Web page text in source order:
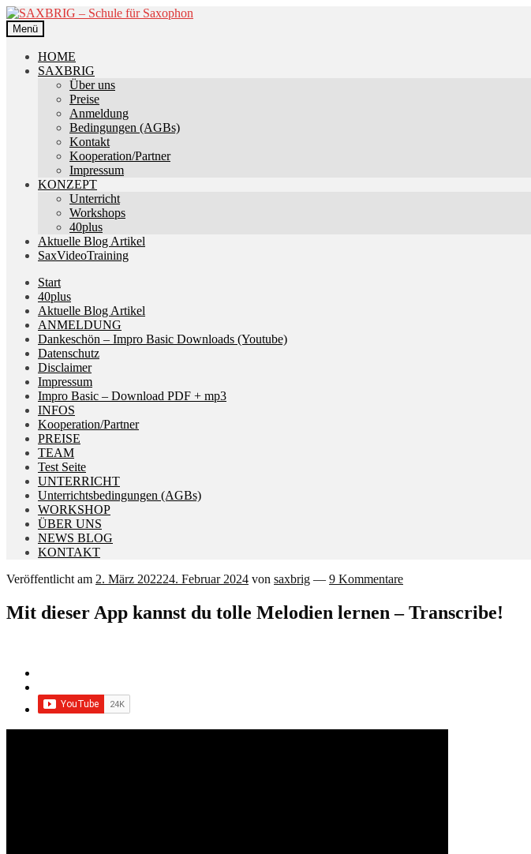
Zur
Navigation
springen
Zum
Inhalt
springen
Menü
HOME
SAXBRIG
Über uns
Preise
Anmeldung
Bedingungen (AGBs)
Kontakt
Kooperation/Partner
Impressum
KONZEPT
Unterricht
Workshops
40plus
Aktuelle Blog Artikel
SaxVideoTraining
Start
40plus
Aktuelle Blog Artikel
ANMELDUNG
Dankeschön – Impro Basic Downloads (Youtube)
Datenschutz
Disclaimer
Impressum
Impro Basic – Download PDF + mp3
INFOS
Kooperation/Partner
PREISE
TEAM
Test Seite
UNTERRICHT
Unterrichtsbedingungen (AGBs)
WORKSHOP
ÜBER UNS
NEWS BLOG
KONTAKT
Veröffentlicht am 2. März 202224. Februar 2024 von saxbrig — 9 Kommentare
Mit dieser App kannst du tolle Melodien lernen – Transcribe!